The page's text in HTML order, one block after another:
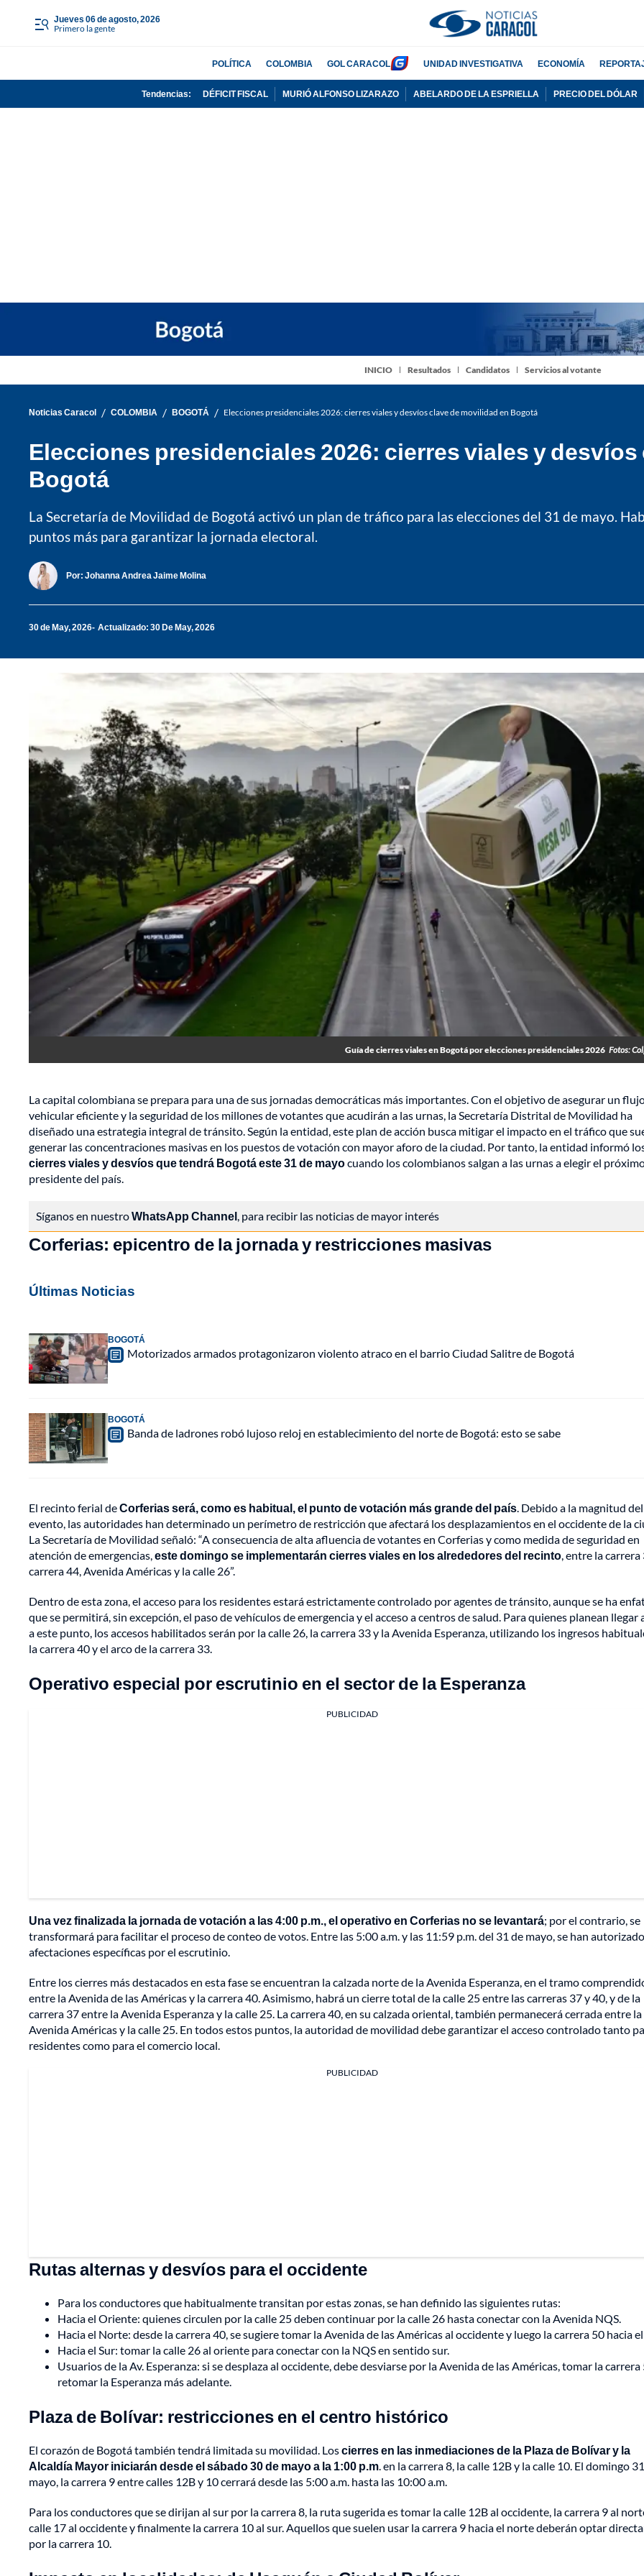
jueves 06 de agosto, 2026
Primero la gente
POLÍTICA COLOMBIA GOL CARACOL UNIDAD INVESTIGATIVA ECONOMÍA
Tendencias: DÉFICIT FISCAL MURIÓ ALFONSO LIZARAZO ABELARDO DE LA ESPRIELLA PRECIO DEL DÓLAR
INICIO Resultados Candidatos Servicios al votante
Noticias Caracol / COLOMBIA / BOGOTÁ / Elecciones presidenciales 2026: cierres viales y desvíos clave de movilidad en Bogotá
Elecciones presidenciales 2026: cierres viales y
Bogotá
La Secretaría de Movilidad de Bogotá activó un plan de tráfico para las elecciones del 31 de mayo.
puntos más para garantizar la jornada electoral.
Por: Johanna Andrea Jaime Molina
30 de May, 2026 Actualizado: 30 De May, 2026
Guía de cierres viales en Bogotá por elecciones presidenciales 2026 Fotos:
La capital colombiana se prepara para una de sus jornadas democráticas más importantes. Con el objetivo de asegurar un
vehicular eficiente y la seguridad de los millones de votantes que acudirán a las urnas, la Secretaría Distrital de Movilidad ha
diseñado una estrategia integral de tránsito. Según la entidad, este plan de acción busca mitigar el impacto en el tráfico que
generar las concentraciones masivas en los puestos de votación con mayor aforo de la ciudad. Por tanto, la entidad informó
cierres viales y desvíos que tendrá Bogotá este 31 de mayocuando los colombianos salgan a las urnas a elegir el
presidente del país.
Síganos en nuestroWhatsApp Channel, para recibir las noticias de mayor interés
Corferias: epicentro de la jornada y restricciones masivas
Últimas Noticias
BOGOTÁ
Motorizados armados protagonizaron violento atraco en el barrio Ciudad Salitre de Bogotá
BOGOTÁ
Banda de ladrones robó lujoso reloj en establecimiento del norte de Bogotá: esto se sabe
El recinto ferial deCorferias será, como es habitual, el punto de votación más grande del país. Debido a la magnitud del
evento, las autoridades han determinado un perímetro de restricción que afectará los desplazamientos en el occidente de la
La Secretaría de Movilidad señaló: “A consecuencia de alta afluencia de votantes en Corferias y como medida de seguridad en
atención de emergencias,este domingo se implementarán cierres viales en los alrededores del recinto, entre la carrera
carrera 44, Avenida Américas y la calle 26”.
Dentro de esta zona, el acceso para los residentes estará estrictamente controlado por agentes de tránsito, aunque se ha
que se permitirá, sin excepción, el paso de vehículos de emergencia y el acceso a centros de salud. Para quienes planean llegar
a este punto, los accesos habilitados serán por la calle 26, la carrera 33 y la Avenida Esperanza, utilizando los ingresos
la carrera 40 y el arco de la carrera 33.
Operativo especial por escrutinio en el sector de la Esperanza
PUBLICIDAD
Una vez finalizada la jornada de votación a las 4:00 p.m., el operativo en Corferias no se levantará; por el contrario, se
transformará para facilitar el proceso de conteo de votos. Entre las 5:00 a.m. y las 11:59 p.m. del 31 de mayo, se han autorizado
afectaciones específicas por el escrutinio.
Entre los cierres más destacados en esta fase se encuentran la calzada norte de la Avenida Esperanza, en el tramo
entre la Avenida de las Américas y la carrera 40. Asimismo, habrá un cierre total de la calle 25 entre las carreras 37 y 40, y de la
carrera 37 entre la Avenida Esperanza y la calle 25. La carrera 40, en su calzada oriental, también permanecerá cerrada entre la
Avenida Américas y la calle 25. En todos estos puntos, la autoridad de movilidad debe garantizar el acceso controlado tanto
residentes como para el comercio local.
PUBLICIDAD
Rutas alternas y desvíos para el occidente
Para los conductores que habitualmente transitan por estas zonas, se han definido las siguientes rutas:
Hacia el Oriente: quienes circulen por la calle 25 deben continuar por la calle 26 hasta conectar con la Avenida NQS.
Hacia el Norte: desde la carrera 40, se sugiere tomar la Avenida de las Américas al occidente y luego la carrera 50 hacia
Hacia el Sur: tomar la calle 26 al oriente para conectar con la NQS en sentido sur.
Usuarios de la Av. Esperanza: si se desplaza al occidente, debe desviarse por la Avenida de las Américas, tomar la carrera
retomar la Esperanza más adelante.
Plaza de Bolívar: restricciones en el centro histórico
El corazón de Bogotá también tendrá limitada su movilidad. Loscierres en las inmediaciones de la Plaza de Bolívar y la
Alcaldía Mayor iniciarán desde el sábado 30 de mayo a la 1:00 p.m. en la carrera 8, la calle 12B y la calle 10. El domingo
mayo, la carrera 9 entre calles 12B y 10 cerrará desde las 5:00 a.m. hasta las 10:00 a.m.
Para los conductores que se dirijan al sur por la carrera 8, la ruta sugerida es tomar la calle 12B al occidente, la carrera 9 al
calle 17 al occidente y finalmente la carrera 10 al sur. Aquellos que suelen usar la carrera 9 hacia el norte deberán optar
por la carrera 10.